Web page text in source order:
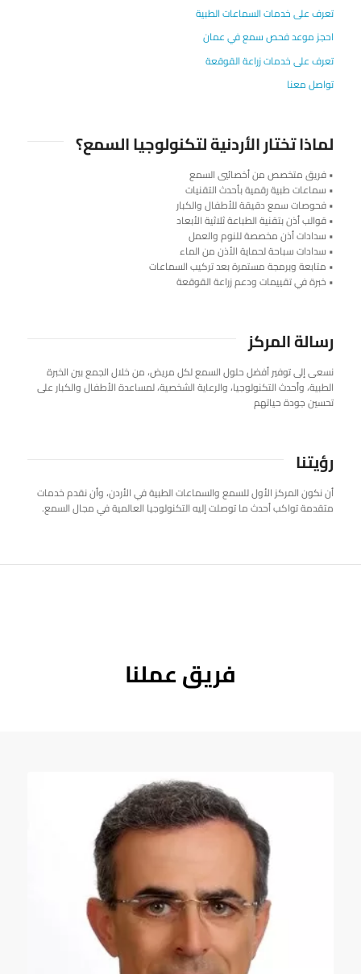
تعرف على خدمات السماعات الطبية
احجز موعد فحص سمع في عمان
تعرف على خدمات زراعة القوقعة
تواصل معنا
لماذا تختار الأردنية لتكنولوجيا السمع؟
• فريق متخصص من أخصائيي السمع
• سماعات طبية رقمية بأحدث التقنيات
• فحوصات سمع دقيقة للأطفال والكبار
• قوالب أذن بتقنية الطباعة ثلاثية الأبعاد
• سدادات أذن مخصصة للنوم والعمل
• سدادات سباحة لحماية الأذن من الماء
• متابعة وبرمجة مستمرة بعد تركيب السماعات
• خبرة في تقييمات ودعم زراعة القوقعة
رسالة المركز
نسعى إلى توفير أفضل حلول السمع لكل مريض، من خلال الجمع بين الخبرة
الطبية، وأحدث التكنولوجيا، والرعاية الشخصية، لمساعدة الأطفال والكبار على
تحسين جودة حياتهم
رؤيتنا
أن نكون المركز الأول للسمع والسماعات الطبية في الأردن، وأن نقدم خدمات
متقدمة تواكب أحدث ما توصلت إليه التكنولوجيا العالمية في مجال السمع.
فريق عملنا